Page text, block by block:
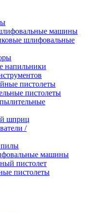
машины
шлифовальные
напильники
пистолеты
пистолеты
шприц
/
пилы
машины
пистолет
пистолеты